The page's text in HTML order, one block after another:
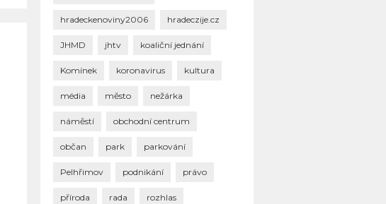
hradeckenoviny2006 hradeczije.cz
JHMD jhtv koaliční jednání
Komínek koronavirus kultura
média město nežárka
náměstí obchodní centrum
občan park parkování
Pelhřimov podnikání právo
příroda rada rozhlas